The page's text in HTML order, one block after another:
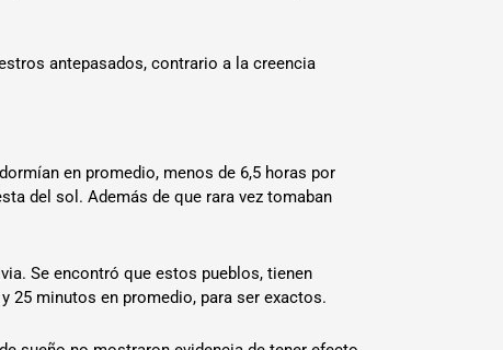
antepasados, contrario a la creencia
en promedio, menos de 6,5 horas por
del sol. Además de que rara vez tomaban
Se encontró que estos pueblos, tienen
25 minutos en promedio, para ser exactos.